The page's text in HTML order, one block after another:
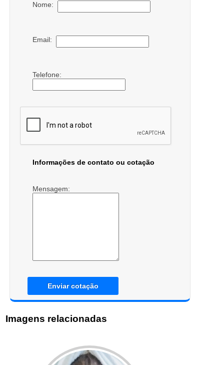
Nome:
Email:
Telefone:
Informações de contato ou cotação
Mensagem:
Enviar cotação
Imagens relacionadas